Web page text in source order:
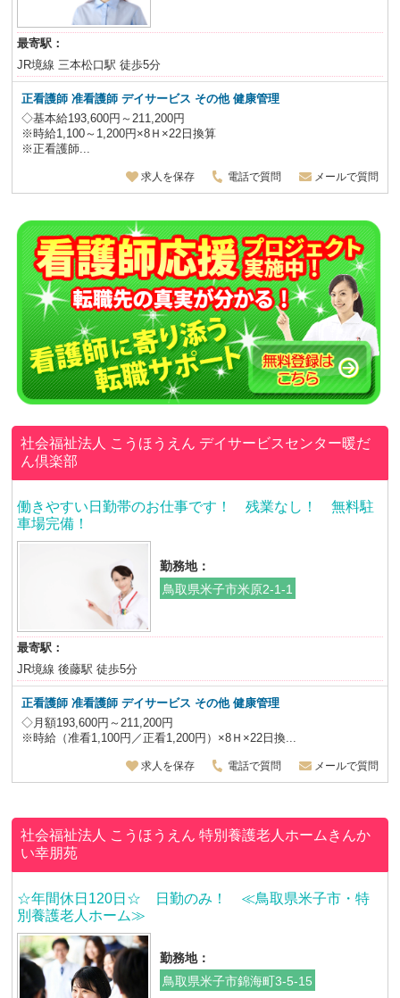
最寄駅：
JR境線 三本松口駅 徒歩5分
正看護師 准看護師 デイサービス その他 健康管理
◇基本給193,600円～211,200円
※時給1,100～1,200円×8Ｈ×22日換算
※正看護師...
求人を保存 電話で質問 メールで質問
社会福祉法人 こうほうえん デイサービスセンター暖だ
ん倶楽部
働きやすい日勤帯のお仕事です！ 残業なし！ 無料駐
車場完備！
勤務地：
鳥取県米子市米原2-1-1
最寄駅：
JR境線 後藤駅 徒歩5分
正看護師 准看護師 デイサービス その他 健康管理
◇月額193,600円～211,200円
※時給（准看1,100円／正看1,200円）×8Ｈ×22日換...
求人を保存 電話で質問 メールで質問
社会福祉法人 こうほうえん特別養護老人ホームきんか
い幸朋苑
☆年間休日120日☆ 日勤のみ！ ≪鳥取県米子市・特
別養護老人ホーム≫
勤務地：
鳥取県米子市錦海町3-5-15